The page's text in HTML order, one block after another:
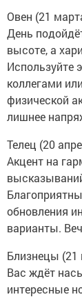
Овен (21
День
высоте, а
Используйте
коллегами
физической
лишнее
Телец (20
Акцент на
обновления
варианты.
Близнецы
Вас ждёт
интересные